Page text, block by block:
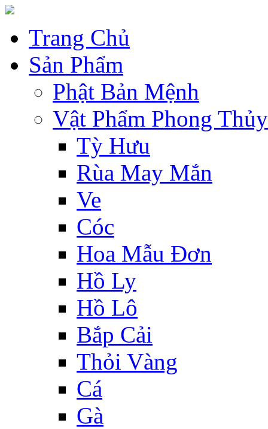
Trang Chủ
Sản Phẩm
Phật Bản Mệnh
Vật Phẩm Phong Thủy
Tỳ Hưu
Rùa May Mắn
Ve
Cóc
Hoa Mẫu Đơn
Hồ Ly
Hồ Lô
Bắp Cải
Thỏi Vàng
Cá
Gà